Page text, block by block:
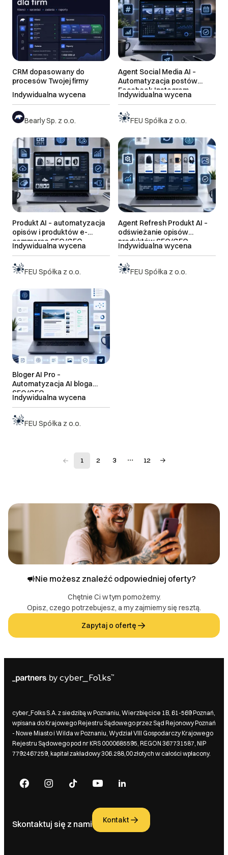
Bearly Sp. z o.o.
CRM dopasowany do
procesów Twojej firmy
Indywidualna wycena
FEU Spółka z o.o.
Agent Social Media AI –
Automatyzacja postów
Facebook Instagram
Linkedin
Indywidualna wycena
FEU Spółka z o.o.
Produkt AI – automatyzacja
opisów i produktów e-
commerce SEO/GEO
Indywidualna wycena
FEU Spółka z o.o.
Agent Refresh Produkt AI –
odświeżanie opisów
produktów SEO/GEO
Indywidualna wycena
FEU Spółka z o.o.
Bloger AI Pro –
Automatyzacja AI bloga
SEO/GEO
Indywidualna wycena
1 2 3 12
Nie możesz znaleźć odpowiedniej oferty?
Chętnie Ci w tym pomożemy.
Opisz, czego potrzebujesz, a my zajmiemy się resztą.
Zapytaj o ofertę
cyber_Folks S.A. z siedzibą w Poznaniu, Wierzbięcice 1B, 61-569 Poznań,
wpisana do Krajowego Rejestru Sądowego przez Sąd Rejonowy Poznań
- Nowe Miasto i Wilda w Poznaniu, Wydział VIII Gospodarczy Krajowego
Rejestru Sądowego pod nr KRS 0000685595, REGON 367731587, NIP
7792467259, kapitał zakładowy 306.288,00 złotych w całości wpłacony.
Skontaktuj się z nami Kontakt